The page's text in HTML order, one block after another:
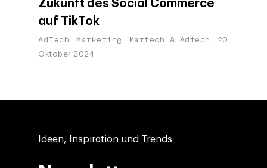
Zukunft des Social Commerce
auf TikTok
AdTech Marketing Martech & Adtech
20
Oktober 2024
Ideen, Inspiration und Trends